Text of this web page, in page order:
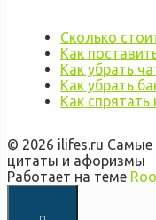
Сколько
Как
Как убрать
Как убрать
Как спрятать
© 2026 ilifes.ru Самые
цитаты и афоризмы
Работает на теме